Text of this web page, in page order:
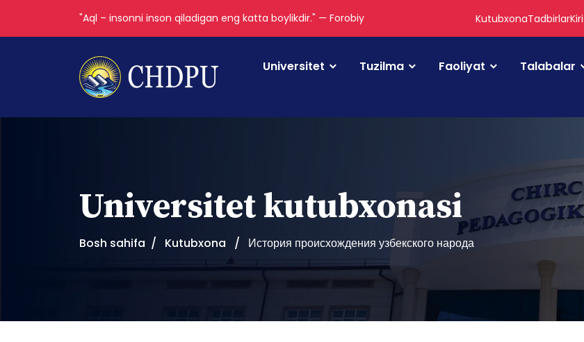
"Aql – insonni inson qiladigan eng katta boylikdir." — Forobiy KutubxonaTadbirlar
Universitet Tuzilma Faoliyat Talabalar
Universitet kutubxonasi
Bosh sahifa Kutubxona История происхождения узбекского народа